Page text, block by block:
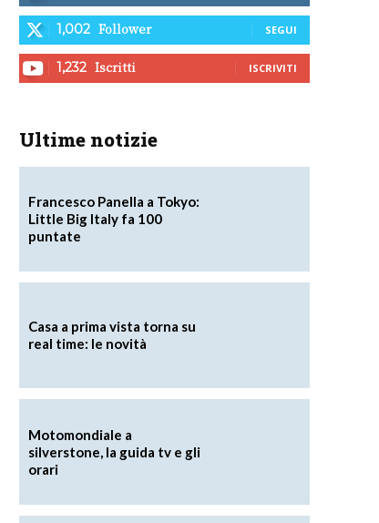
1,002 Follower SEGUI
1,232 Iscritti ISCRIVITI
Ultime notizie
Francesco Panella a Tokyo:
Little Big Italy fa 100
puntate
Casa a prima vista torna su
real time: le novità
Motomondiale a
silverstone, la guida tv e gli
orari